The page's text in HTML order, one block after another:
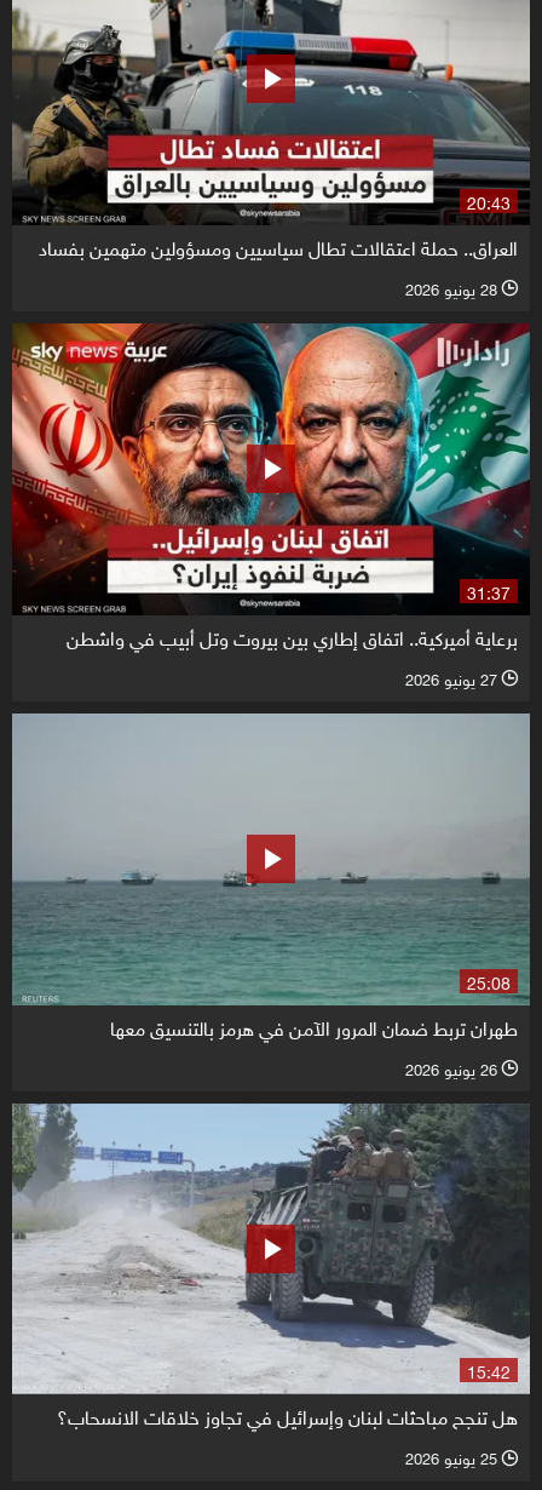
20:43
العراق.. حملة اعتقالات تطال سياسيين ومسؤولين متهمين بفساد
l 28 يونيو 2026
31:37
برعاية أميركية.. اتفاق إطاري بين بيروت وتل أبيب في واشطن
l 27 يونيو 2026
25:08
طهران تربط ضمان المرور الآمن في هرمز بالتنسيق معها
l 26 يونيو 2026
15:42
هل تنجح مباحثات لبنان وإسرائيل في تجاوز خلاقات الانسحاب؟
l 25 يونيو 2026